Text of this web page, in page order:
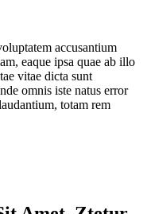
accusantium
eaque ipsa quae ab illo
vitae dicta sunt
omnis iste natus error
totam rem